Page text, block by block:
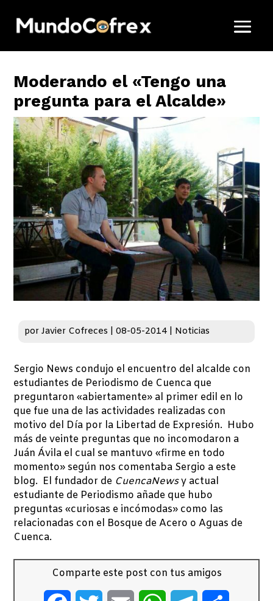
Moderando el «Tengo una
pregunta para el Alcalde»
porJavier Cofreces |08-05-2014 Noticias
Sergio News condujo el encuentro del alcalde con
estudiantes de Periodismo de Cuenca que
preguntaron «abiertamente» al primer edil en lo
que fue una de las actividades realizadas con
motivo del Día por la Libertad de Expresión. Hubo
más de veinte preguntas que no incomodaron a
Juán Ávila el cual se mantuvo «firme en todo
momento» según nos comentaba Sergio a este
blog. El fundador de CuencaNewsy actual
estudiante de Periodismo añade que hubo
preguntas «curiosas e incómodas» como las
relacionadas con el Bosque de Acero o Aguas de
Cuenca.
Comparte este post con tus amigos